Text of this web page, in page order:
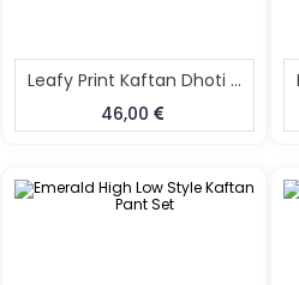
Leafy Print Kaftan Dhoti Skirt Set
46,00